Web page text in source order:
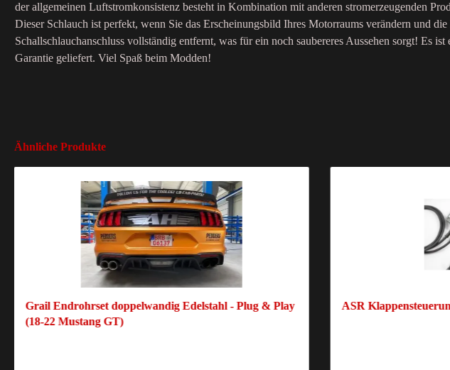
der allgemeinen Luftstromkonsistenz besteht in Kombination mit anderen stromerzeugenden
Dieser Schlauch ist perfekt, wenn Sie das Erscheinungsbild Ihres Motorraums verändern und
Schallschlauchanschluss vollständig entfernt, was für ein noch saubereres Aussehen sorgt!
Garantie geliefert. Viel Spaß beim Modden!
Ähnliche Produkte
Grail Endrohrset doppelwandig Edelstahl - Plug & Play
(18-22 Mustang GT)
ASR